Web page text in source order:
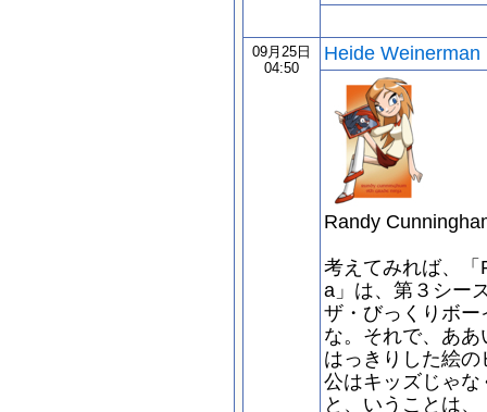
09月25日
04:50
Heide Weinerman
Randy
考えてみれば、
a」は、第３シー
ザ・びっくりボ
な。それで、あ
はっきりした絵
公はキッズじゃ
と、いうことは